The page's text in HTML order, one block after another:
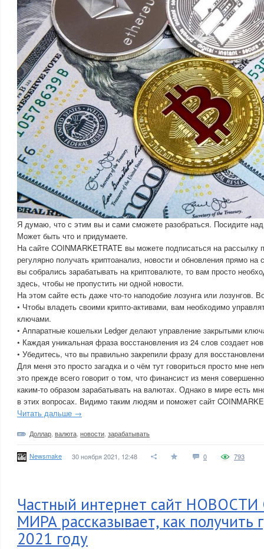
Я думаю, что с этим вы и сами сможете разобраться. Посидите
Может быть что и придумаете.
На сайте COINMARKETRATE вы можете подписаться на рассылку
регулярно получать криптоанализ, новости и обновления прямо
вы собрались зарабатывать на криптовалюте, то вам просто
здесь, чтобы не пропустить ни одной новости.
На этом сайте есть даже что-то наподобие лозунга или лозунгов.
• Чтобы владеть своими крипто-активами, вам необходимо
ключами.
• Аппаратные кошельки Ledger делают управление закрытыми
• Каждая уникальная фраза восстановления из 24 слов создает
• Убедитесь, что вы правильно закрепили фразу для
Для меня это просто загадка и о чём тут говориться просто мне
это прежде всего говорит о том, что финансист из меня
каким-то образом зарабатывать на валютах. Однако в мире есть
в этих вопросах. Видимо таким людям и поможет сайт
Читать дальше →
Доллар валюта новости зарабатывать
Newsmake 30 ноября 2021, 12:48 0 793
Частный интернет сайт
МИРА рассказывает, как получить
2021 году